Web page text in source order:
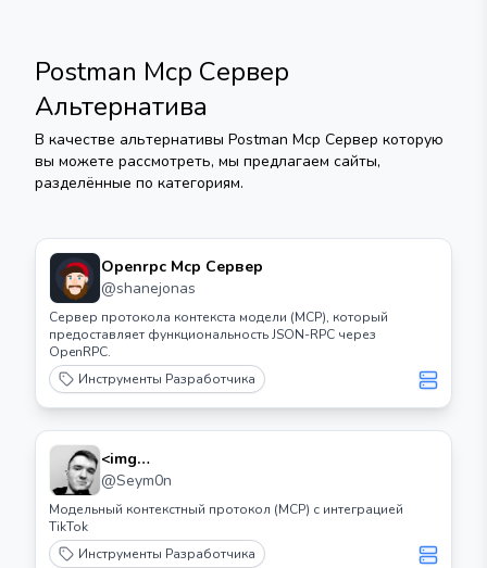
Postman Mcp Сервер
Альтернатива
В качестве альтернативы Postman Mcp Сервер которую
вы можете рассмотреть, мы предлагаем сайты,
разделённые по категориям.
Openrpc Mcp Сервер
@shanejonas
Сервер протокола контекста модели (MCP), который
предоставляет функциональность JSON-RPC через
OpenRPC.
Инструменты Разработчика
<img
Src="https://cdn.worldvectorlogo.com/logos/tiktok
Icon 2.svg" Height="32"> ТикТок Mcp
@Seym0n
Модельный контекстный протокол (MCP) с интеграцией
TikTok
Инструменты Разработчика